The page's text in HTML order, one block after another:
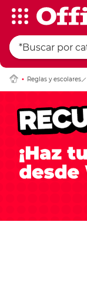
Reglas y escolares